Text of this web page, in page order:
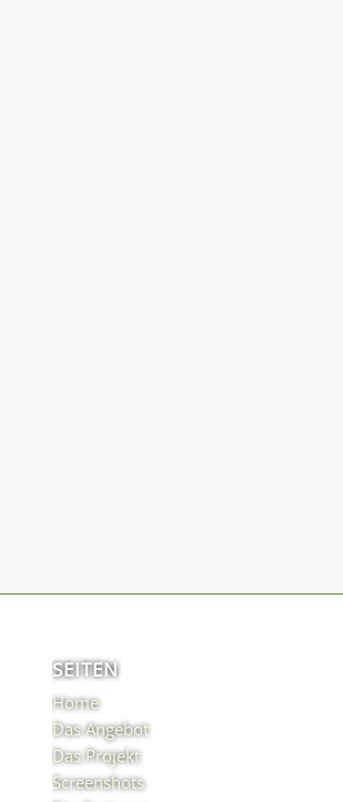
SEITEN
Home
Das Angebot
Das Projekt
Screenshots